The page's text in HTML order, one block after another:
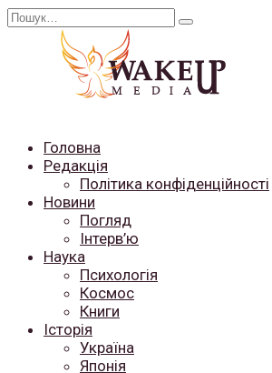
Перейти
Search
Головна
Редакція
Політика конфіденційності
Новини
Погляд
Інтерв’ю
Наука
Психологія
Космос
Книги
Історія
Україна
Японія